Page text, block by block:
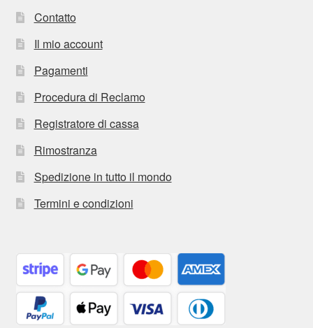
Contatto
Il mio account
Pagamenti
Procedura di Reclamo
Registratore di cassa
Rimostranza
Spedizione in tutto il mondo
Termini e condizioni